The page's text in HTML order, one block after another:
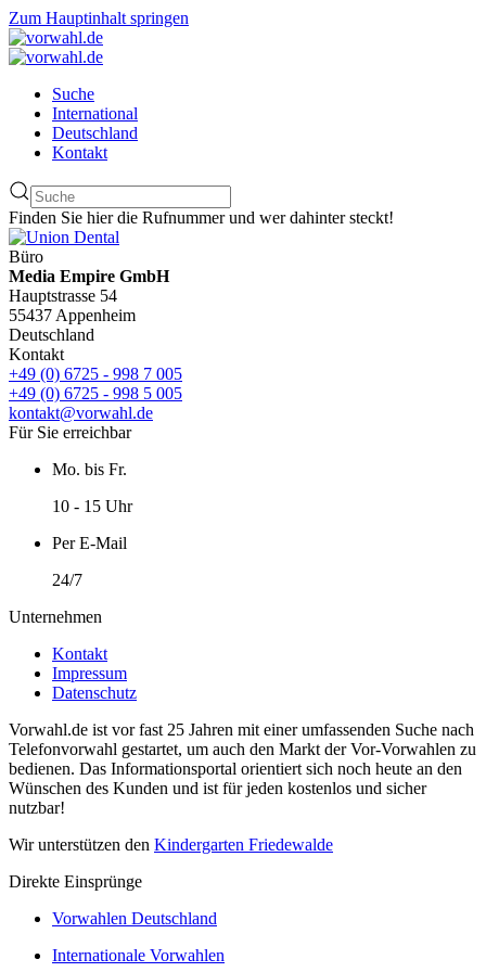
Zum Hauptinhalt springen
Suche
International
Deutschland
Kontakt
Finden Sie hier die Rufnummer und wer dahinter steckt!
Büro
Media Empire GmbH
Hauptstrasse 54
55437 Appenheim
Deutschland
Kontakt
+49 (0) 6725 - 998 7 005
+49 (0) 6725 - 998 5 005
kontakt@vorwahl.de
Für Sie erreichbar
Mo. bis Fr.
10 - 15 Uhr
Per E-Mail
24/7
Unternehmen
Kontakt
Impressum
Datenschutz
Vorwahl.de ist vor fast 25 Jahren mit einer umfassenden Suche nach
Telefonvorwahl gestartet, um auch den Markt der Vor-Vorwahlen zu
bedienen. Das Informationsportal orientiert sich noch heute an den
Wünschen des Kunden und ist für jeden kostenlos und sicher
nutzbar!
Wir unterstützen den Kindergarten Friedewalde
Direkte Einsprünge
Vorwahlen Deutschland
Internationale Vorwahlen